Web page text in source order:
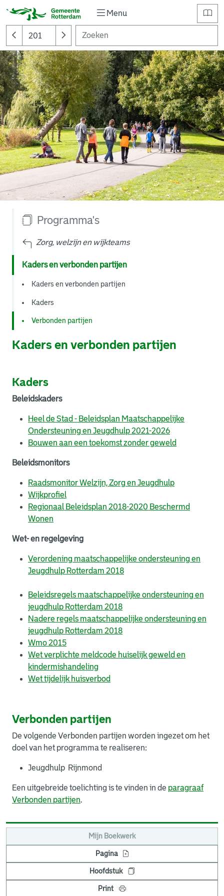
Menu
Programma's
Zorg, welzijn en wijkteams
Kaders en verbonden partijen
Kaders en verbonden partijen
Kaders
Verbonden partijen
Kaders en verbonden partijen
Kaders
Beleidskaders
Heel de Stad - Beleidsplan Maatschappelijke
Ondersteuning en Jeugdhulp 2021-2026
Bouwen aan een toekomst zonder geweld
Beleidsmonitors
Raadsmonitor Welzijn, Zorg en Jeugdhulp
Wijkprofiel
Regionaal Beleidsplan 2018-2020 Beschermd
Wonen
Wet- en regelgeving
Verordening maatschappelijke ondersteuning en
Jeugdhulp Rotterdam 2018
Beleidsregels maatschappelijke ondersteuning en
jeugdhulp Rotterdam 2018
Nadere regels maatschappelijke ondersteuning en
jeugdhulp Rotterdam 2018
Wmo 2015
Wet verplichte meldcode huiselijk geweld en
kindermishandeling
Wet tijdelijk huisverbod
Verbonden partijen
De volgende Verbonden partijen worden ingezet om het
doel van het programma te realiseren:
Jeugdhulp Rijnmond
Een uitgebreide toelichting is te vinden in de paragraaf
Verbonden partijen.
Mijn Boekwerk
Pagina
Hoofdstuk
Print